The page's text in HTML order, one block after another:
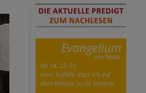
Evangelium
von heute
Mt 14, 22–33
Herr, befiehl, dass ich auf
dem Wasser zu dir komme